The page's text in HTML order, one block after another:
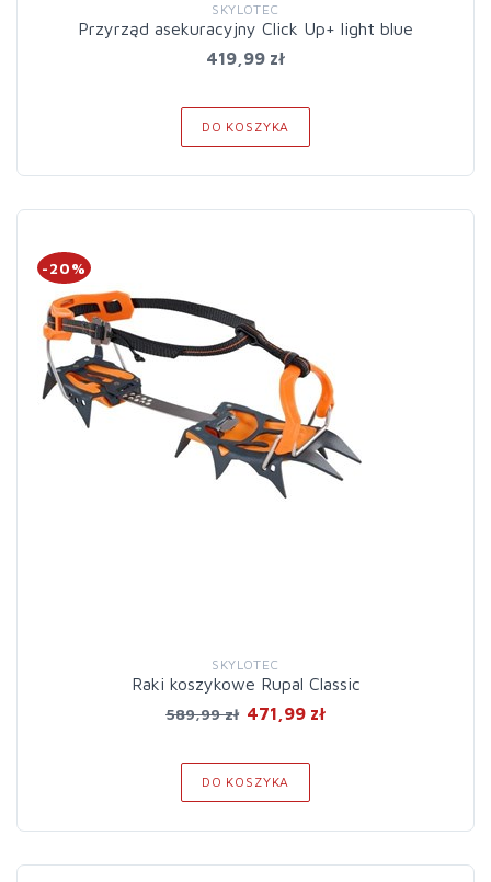
SKYLOTEC
Przyrząd asekuracyjny Click Up+ light blue
419,99 zł
DO KOSZYKA
-20%
SKYLOTEC
Raki koszykowe Rupal Classic
589,99 zł 471,99 zł
DO KOSZYKA